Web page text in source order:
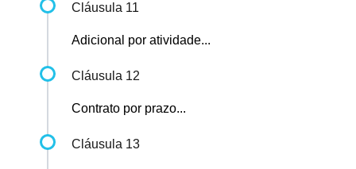
Cláusula 11
Adicional por atividade...
Cláusula 12
Contrato por prazo...
Cláusula 13